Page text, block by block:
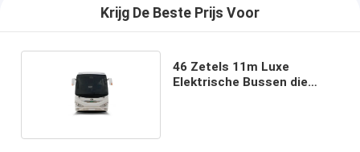
Krijg De Beste Prijs Voor
46 Zetels 11m Luxe
Elektrische Bussen die